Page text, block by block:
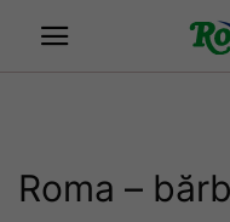
Roma –